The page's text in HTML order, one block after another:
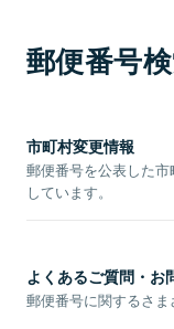
郵便番号
市町村変更情報
郵便番号を公表した
しています。
よくあるご質問・お
郵便番号に関するさま